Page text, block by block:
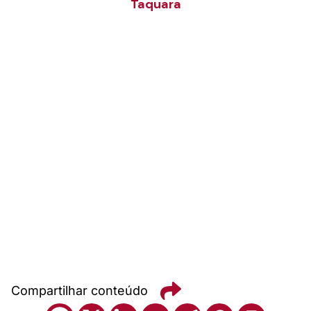
Taquara
Compartilhar conteúdo